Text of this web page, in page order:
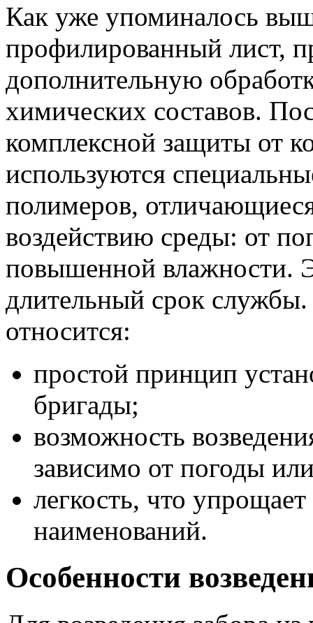
Как уже упоминалось
профилированный лист,
дополнительную
химических составов.
комплексной защиты от
используются
полимеров,
воздействию среды: от
повышенной влажности.
длительный срок
относится:
простой принцип
бригады;
возможность
зависимо от погоды
легкость, что
наименований.
Особенности